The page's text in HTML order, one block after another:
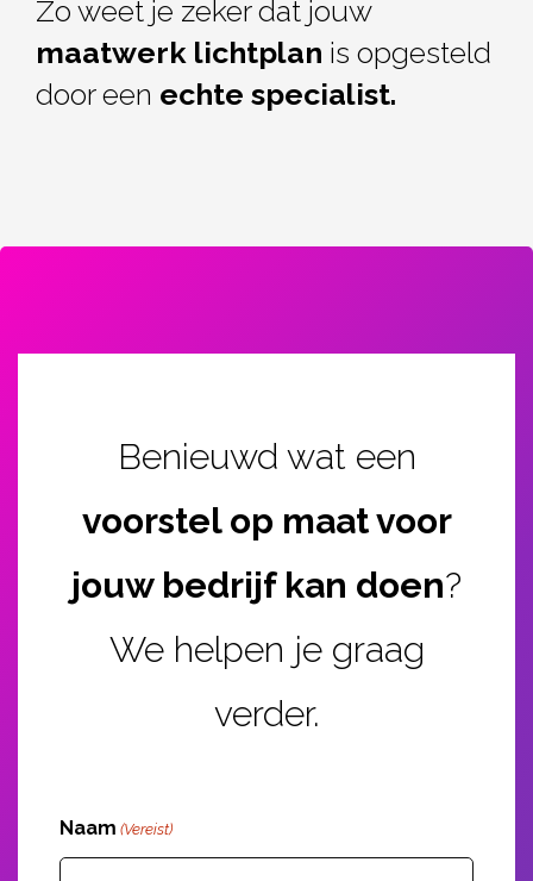
Zo weet je zeker dat jouw
maatwerk lichtplan is opgesteld
door een echte specialist.
Benieuwd wat een
voorstel op maat voor
jouw bedrijf kan doen?
We helpen je graag
verder.
Naam (Vereist)